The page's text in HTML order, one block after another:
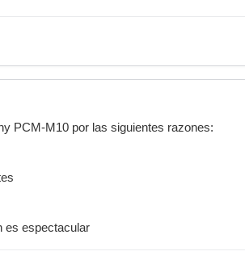
PCM-M10 por las siguientes razones:
es espectacular